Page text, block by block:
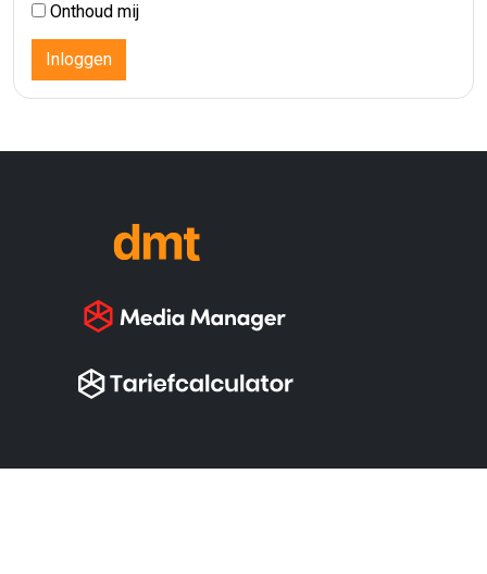
Onthoud mij